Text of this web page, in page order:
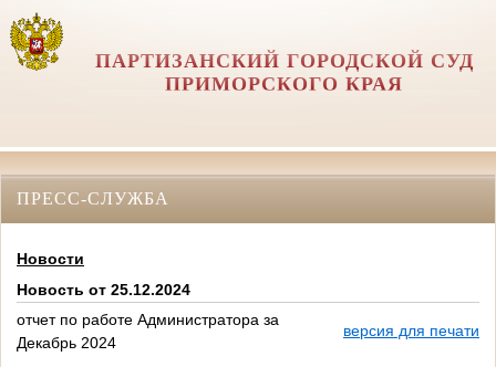
ПАРТИЗАНСКИЙ ГОРОДСКОЙ СУД
ПРИМОРСКОГО КРАЯ
ПРЕСС-СЛУЖБА
Новости
Новость от 25.12.2024
отчет по работе Администратора за
Декабрь 2024
версия для печати